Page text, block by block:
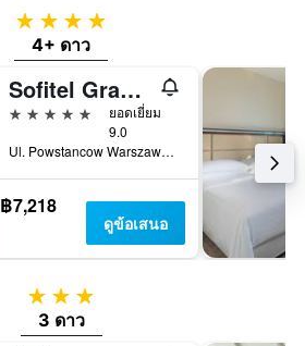
4 ดาว
4+ ดาว
Sofitel Grand Sopot
5 ดาว
ยอดเยี่ยม
9.0
Ul. Powstancow Warszawy 12-14, โซพอต, พอเมอราเนีย, โปแลนด์
฿7,218
ดูข้อเสนอ
3 ดาว
3 ดาว